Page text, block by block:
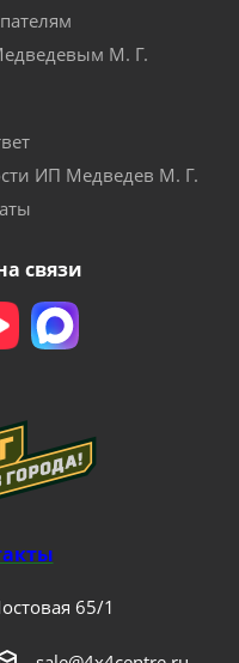
М. Г.
ИП Медведев М. Г.
связи
65/1